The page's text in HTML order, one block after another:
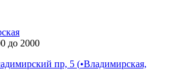
до 2000
пр, 5 (•Владимирская,